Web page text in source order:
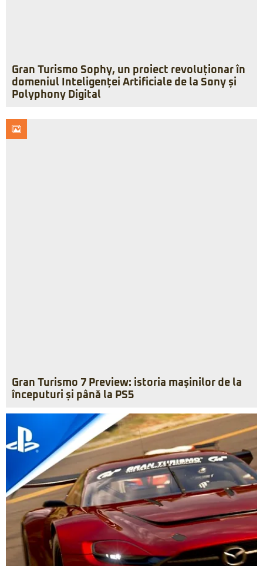
Gran Turismo Sophy, un proiect revoluționar în
domeniul Inteligenței Artificiale de la Sony și
Polyphony Digital
Gran Turismo 7 Preview: istoria mașinilor de la
începuturi și până la PS5